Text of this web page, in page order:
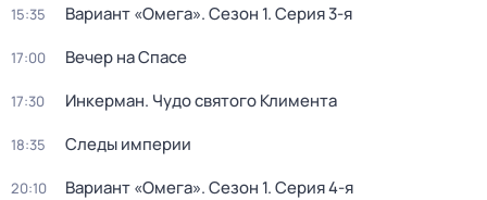
15:35 Вариант «Омега». Сезон 1. Серия 3-я
17:00 Вечер на Спасе
17:30 Инкерман. Чудо святого Климента
18:35 Следы империи
20:10 Вариант «Омега». Сезон 1. Серия 4-я